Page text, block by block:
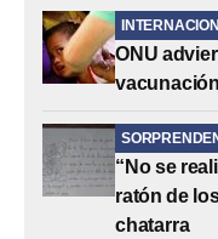
ONU
“No se
ratón de
chatarra